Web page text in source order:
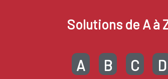
Solutions de A à
A B C D